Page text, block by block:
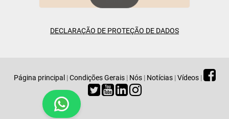
DECLARAÇÃO DE PROTEÇÃO DE DADOS
Página principal | Condições Gerais | Nós | Notícias | Vídeos |